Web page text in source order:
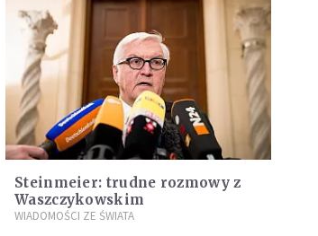
Steinmeier: trudne rozmowy z
Waszczykowskim
WIADOMOŚCI ZE ŚWIATA